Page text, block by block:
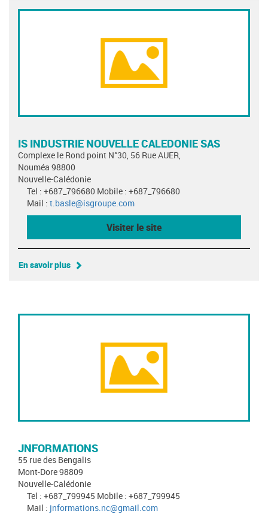
IS INDUSTRIE NOUVELLE CALEDONIE SAS
Complexe le Rond point N°30, 56 Rue AUER,
Nouméa 98800
Nouvelle-Calédonie
Tel : +687_796680 Mobile : +687_796680
Mail : t.basle@isgroupe.com
Visiter le site
En savoir plus
JNFORMATIONS
55 rue des Bengalis
Mont-Dore 98809
Nouvelle-Calédonie
Tel : +687_799945 Mobile : +687_799945
Mail : jnformations.nc@gmail.com